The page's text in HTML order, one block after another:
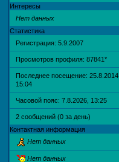
Интересы
Нет данных
Статистика
Регистрация: 5.9.2007
Просмотров профиля: 87841*
Последнее посещение: 25.8.2014,
15:04
Часовой пояс: 7.8.2026, 13:25
2 сообщений (0 за день)
Контактная информация
Нет данных
Нет данных